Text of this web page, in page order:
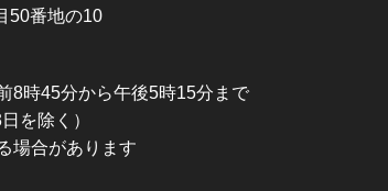
50番地の10
8時45分から午後5時15分まで
を除く）
場合があります